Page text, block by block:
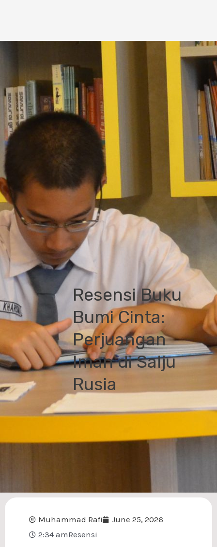
Resensi Buku
Bumi Cinta:
Perjuangan
Iman di Salju
Rusia
Muhammad Rafi
June 25, 2026
2:34 amResensi